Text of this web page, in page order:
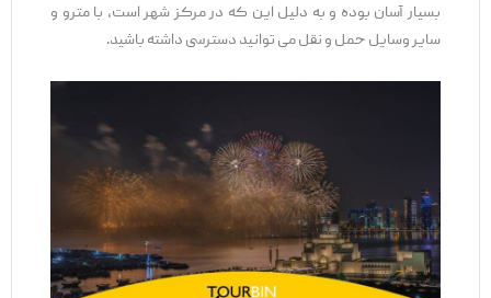
بسیار آسان بوده و به دلیل این که در مرکز شهر است، با مترو و
سایر وسایل حمل و نقل می توانید دسترسی داشته باشید.